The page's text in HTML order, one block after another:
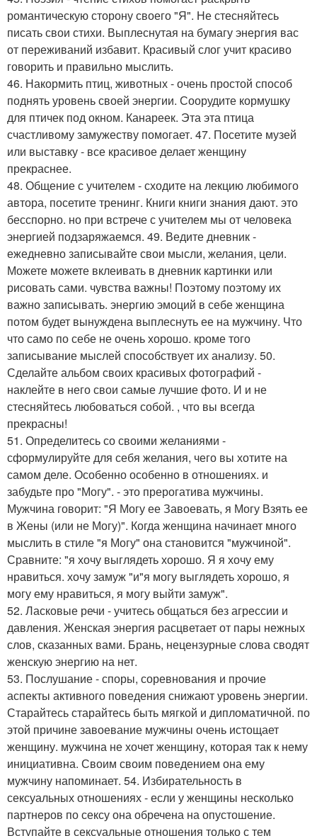
романтическую сторону своего "Я". Не стесняйтесь
писать свои стихи. Выплеснутая на бумагу энергия вас
от переживаний избавит. Красивый слог учит красиво
говорить и правильно мыслить.
46. Накормить птиц, животных - очень простой способ
поднять уровень своей энергии. Соорудите кормушку
для птичек под окном. Канареек. Эта эта птица
счастливому замужеству помогает. 47. Посетите музей
или выставку - все красивое делает женщину
прекраснее.
48. Общение с учителем - сходите на лекцию любимого
автора, посетите тренинг. Книги книги знания дают. это
бесспорно. но при встрече с учителем мы от человека
энергией подзаряжаемся. 49. Ведите дневник -
ежедневно записывайте свои мысли, желания, цели.
Можете можете вклеивать в дневник картинки или
рисовать сами. чувства важны! Поэтому поэтому их
важно записывать. энергию эмоций в себе женщина
потом будет вынуждена выплеснуть ее на мужчину. Что
что само по себе не очень хорошо. кроме того
записывание мыслей способствует их анализу. 50.
Сделайте альбом своих красивых фотографий -
наклейте в него свои самые лучшие фото. И и не
стесняйтесь любоваться собой. , что вы всегда
прекрасны!
51. Определитесь со своими желаниями -
сформулируйте для себя желания, чего вы хотите на
самом деле. Особенно особенно в отношениях. и
забудьте про "Могу". - это прерогатива мужчины.
Мужчина говорит: "Я Могу ее Завоевать, я Могу Взять ее
в Жены (или не Могу)". Когда женщина начинает много
мыслить в стиле "я Могу" она становится "мужчиной".
Сравните: "я хочу выглядеть хорошо. Я я хочу ему
нравиться. хочу замуж "и"я могу выглядеть хорошо, я
могу ему нравиться, я могу выйти замуж".
52. Ласковые речи - учитесь общаться без агрессии и
давления. Женская энергия расцветает от пары нежных
слов, сказанных вами. Брань, нецензурные слова сводят
женскую энергию на нет.
53. Послушание - споры, соревнования и прочие
аспекты активного поведения снижают уровень энергии.
Старайтесь старайтесь быть мягкой и дипломатичной. по
этой причине завоевание мужчины очень истощает
женщину. мужчина не хочет женщину, которая так к нему
инициативна. Своим своим поведением она ему
мужчину напоминает. 54. Избирательность в
сексуальных отношениях - если у женщины несколько
партнеров по сексу она обречена на опустошение.
Вступайте в сексуальные отношения только с тем